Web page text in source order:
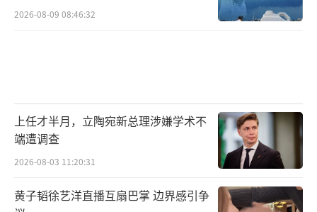
2026-08-09 08:46:32
上任才半月，立陶宛新总理涉嫌学术不
端遭调查
2026-08-03 11:20:31
黄子韬徐艺洋直播互扇巴掌 边界感引争